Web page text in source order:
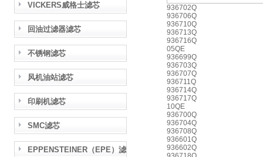
VICKERS威格士滤芯
回油过滤器滤芯
不锈钢滤芯
风机油站滤芯
印刷机滤芯
SMC滤芯
EPPENSTEINER（EPE）滤
936702Q
936706Q
936710Q
936713Q
936716Q
05QE
936699Q
936703Q
936707Q
936711Q
936714Q
936717Q
10QE
936700Q
936704Q
936708Q
936601Q
936602Q